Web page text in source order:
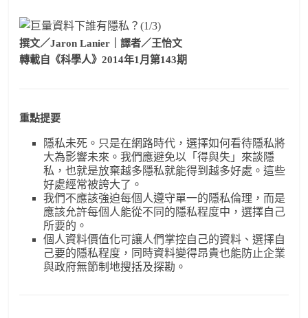
撰文／Jaron Lanier｜譯者／王怡文
轉載自《科學人》2014年1月第143期
重點提要
隱私未死。只是在網路時代，選擇如何看待隱私將
大為影響未來。我們應避免以「得與失」來談隱
私，也就是放棄越多隱私就能得到越多好處。這些
好處經常被誇大了。
我們不應該強迫每個人遵守單一的隱私倫理，而是
應該允許每個人能從不同的隱私程度中，選擇自己
所要的。
個人資料價值化可讓人們掌控自己的資料、選擇自
己要的隱私程度，同時資料變得昂貴也能防止企業
與政府無節制地搜括及探勘。